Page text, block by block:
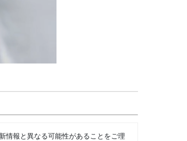
情報と異なる可能性があることをご理